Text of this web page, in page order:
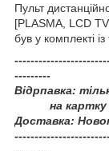
Пульт
[PLASMA, LCD
був у комплекті
---------
Відрпавка:
на картку
Доставка: